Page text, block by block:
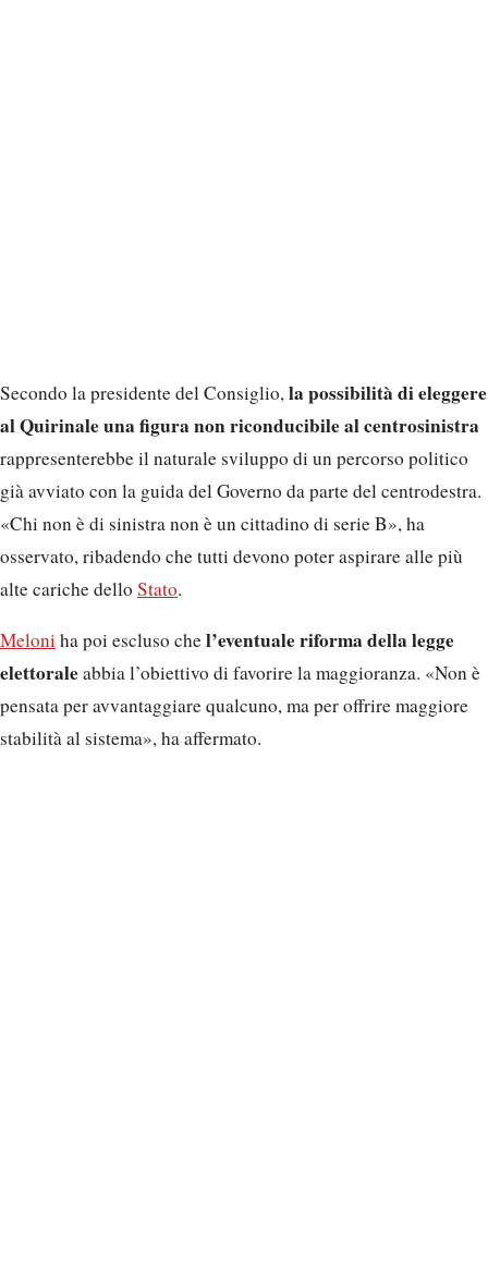
Secondo la presidente del Consiglio, la possibilità di eleggere
al Quirinale una figura non riconducibile al centrosinistra
rappresenterebbe il naturale sviluppo di un percorso politico
già avviato con la guida del Governo da parte del centrodestra.
«Chi non è di sinistra non è un cittadino di serie B», ha
osservato, ribadendo che tutti devono poter aspirare alle più
alte cariche dello Stato.
Meloni ha poi escluso chel’eventuale riforma della legge
elettoraleabbia l’obiettivo di favorire la maggioranza. «Non è
pensata per avvantaggiare qualcuno, ma per offrire maggiore
stabilità al sistema», ha affermato.